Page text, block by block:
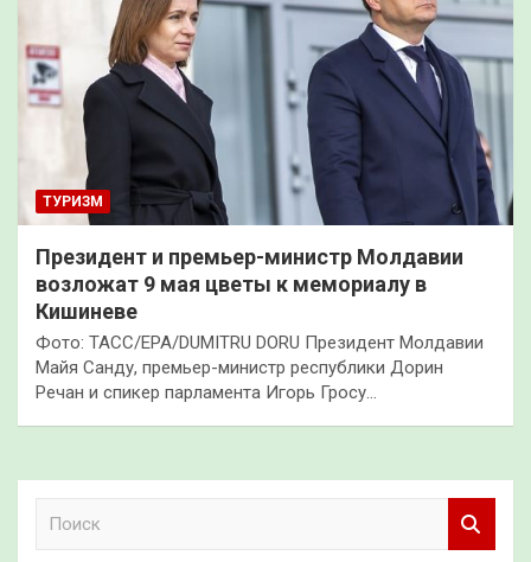
ТУРИЗМ
Президент и премьер-министр Молдавии
возложат 9 мая цветы к мемориалу в
Кишиневе
Фото: ТАСС/EPA/DUMITRU DORU Президент Молдавии
Майя Санду, премьер-министр республики Дорин
Речан и спикер парламента Игорь Гросу…